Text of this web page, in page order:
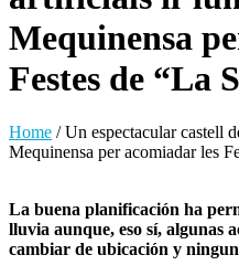
Mequinensa
Festes de “La
Home /Un espectacular castell
Mequinensa per acomiadar les
La buena planificación ha
lluvia aunque, eso sí, algunas
cambiar de ubicación y